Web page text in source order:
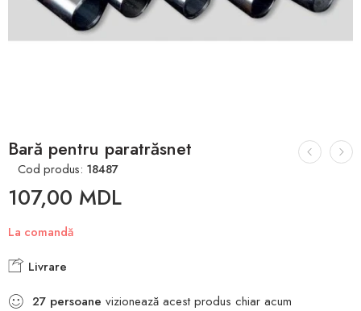
Bară pentru paratrăsnet
Cod produs: 18487
107,00 MDL
La comandă
Livrare
27 persoane vizionează acest produs chiar acum